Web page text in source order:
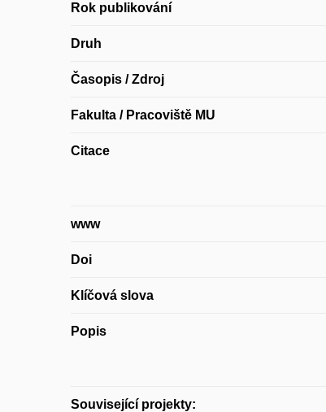
Rok publikování
Druh
Časopis / Zdroj
Fakulta / Pracoviště MU
Citace
www
Doi
Klíčová slova
Popis
Související projekty: